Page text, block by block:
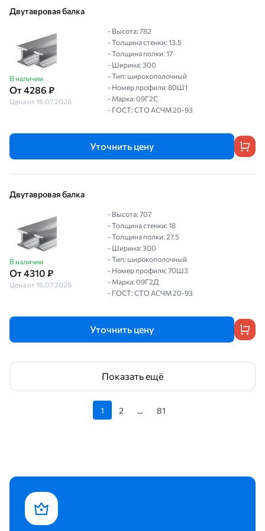
Двутавровая балка
В наличии
От 4286 ₽
Цена от 16.07.2026
- Высота: 782
- Толщина стенки: 13.5
- Толщина полки: 17
- Ширина: 300
- Тип: широкополочный
- Номер профиля: 80Ш1
- Марка: 09Г2С
- ГОСТ: СТО АСЧМ 20-93
Уточнить цену
Двутавровая балка
В наличии
От 4310 ₽
Цена от 16.07.2026
- Высота: 707
- Толщина стенки: 18
- Толщина полки: 27.5
- Ширина: 300
- Тип: широкополочный
- Номер профиля: 70Ш3
- Марка: 09Г2Д
- ГОСТ: СТО АСЧМ 20-93
Уточнить цену
Показать ещё
1 2 ... 81